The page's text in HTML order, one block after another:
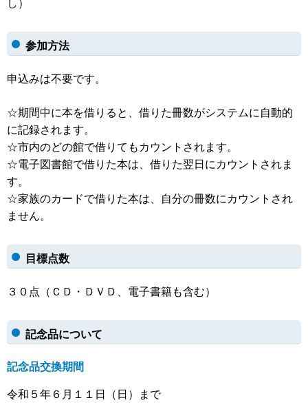
参加方法
申込みは不要です。
☆期間中に本を借りると、借りた冊数がシステムに自動的
に記録されます。
☆市内のどの館で借りてもカウントされます。
☆電子図書館で借りた本は、借りた翌日にカウントされま
す。
☆家族のカードで借りた本は、自分の冊数にカウントされ
ません。
目標点数
３０点（ＣＤ・ＤＶＤ、電子書籍も含む）
記念品について
記念品交換期間
令和５年６月１１日（日）まで